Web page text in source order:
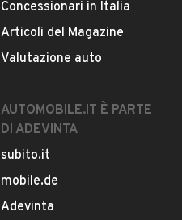
Concessionari in Italia
Articoli del Magazine
Valutazione auto
AUTOMOBILE.IT È PARTE
DI ADEVINTA
subito.it
mobile.de
Adevinta